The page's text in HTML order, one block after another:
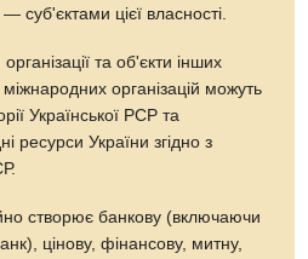
суб'єктами цієї власності.
та об'єкти інших
організацій можуть
Української РСР та
ресурси України згідно з
створює банкову (включаючи
цінову, фінансову, митну,